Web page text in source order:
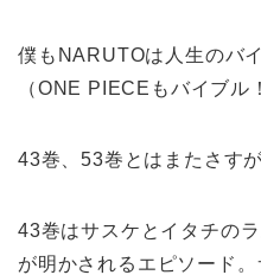
僕もNARUTOは人生のバ
（ONE PIECEもバイブル
43巻、53巻とはまたさすが
43巻はサスケとイタチの
が明かされるエピソード